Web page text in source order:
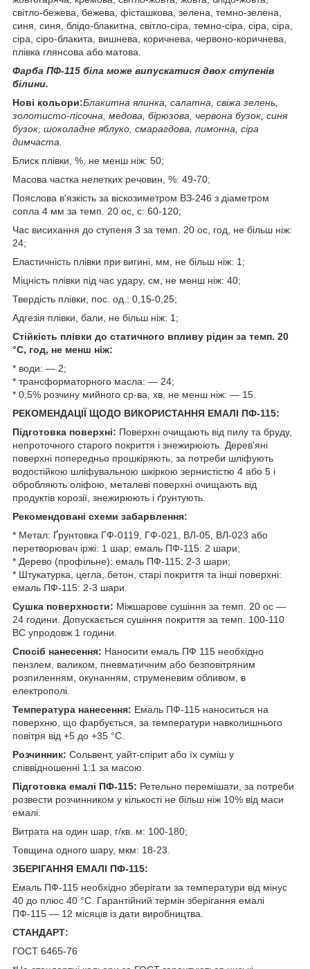
світло-бежева, бежева, фісташкова, зелена, темно-зелена,
синя, синя, блідо-блакитна, світло-сіра, темно-сіра, сіра, сіра,
сіра, сіро-блакита, вишнева, коричнева, червоно-коричнева,
плівка глянсова або матова.
Фарба ПФ-115 біла може випускатися двох ступенів
білини.
Нові кольори:Блакитна ялинка, салатна, свіжа зелень,
золотисто-пісочна, медова, бірюзова, червона бузок, синя
бузок, шоколадне яблуко, смарагдова, лимонна, сіра
димчаста.
Блиск плівки, %, не менш ніж: 50;
Масова частка нелетких речовин, %: 49-70;
Пояслова в'язкість за віскозиметром ВЗ-246 з діаметром
сопла 4 мм за темп. 20 ос, с: 60-120;
Час висихання до ступеня 3 за темп. 20 ос, год, не більш ніж:
24;
Еластичність плівки при вигині, мм, не більш ніж: 1;
Міцність плівки під час удару, см, не менш ніж: 40;
Твердість плівки, пос. од.: 0,15-0,25;
Адгезія плівки, бали, не більш ніж: 1;
Стійкість плівки до статичного впливу рідин за темп. 20
°C, год, не менш ніж:
* води: — 2;
* трансформаторного масла: — 24;
* 0,5% розчину мийного ср-ва, хв, не менш ніж: — 15.
РЕКОМЕНДАЦІЇ ЩОДО ВИКОРИСТАННЯ ЕМАЛІ ПФ-115:
Підготовка поверхні: Поверхні очищають від пилу та бруду,
непроточного старого покриття і знежирюють. Дерев'яні
поверхні попередньо прошкіряють, за потреби шліфують
водостійкою шліфувальною шкіркою зернистістю 4 або 5 і
обробляють оліфою, металеві поверхні очищають від
продуктів корозії, знежирюють і ґрунтують.
Рекомендовані схеми забарвлення:
* Метал: Ґрунтовка ГФ-0119, ГФ-021, ВЛ-05, ВЛ-023 або
перетворювач іржі: 1 шар; емаль ПФ-115: 2 шари;
* Дерево (профільне): емаль ПФ-115: 2-3 шари;
* Штукатурка, цегла, бетон, старі покриття та інші поверхні:
емаль ПФ-115: 2-3 шари.
Сушка поверхности: Міжшарове сушіння за темп. 20 ос —
24 години. Допускається сушіння покриття за темп. 100-110
ВС упродовж 1 години.
Спосіб нанесення: Наносити емаль ПФ 115 необхідно
пензлем, валиком, пневматичним або безповітряним
розпиленням, окунанням, струменевим обливом, в
електрополі.
Температура нанесення: Емаль ПФ-115 наноситься на
поверхню, що фарбується, за температури навколишнього
повітря від +5 до +35 °C.
Розчинник: Сольвент, уайт-спірит або їх суміш у
співвідношенні 1:1 за масою.
Підготовка емалі ПФ-115: Ретельно перемішати, за потреби
розвести розчинником у кількості не більш ніж 10% від маси
емалі.
Витрата на один шар, г/кв. м: 100-180;
Товщина одного шару, мкм: 18-23.
ЗБЕРІГАННЯ ЕМАЛІ ПФ-115:
Емаль ПФ-115 необхідно зберігати за температури від мінус
40 до плюс 40 °C. Гарантійний термін зберігання емалі
ПФ-115 — 12 місяців із дати виробництва.
СТАНДАРТ:
ГОСТ 6465-76